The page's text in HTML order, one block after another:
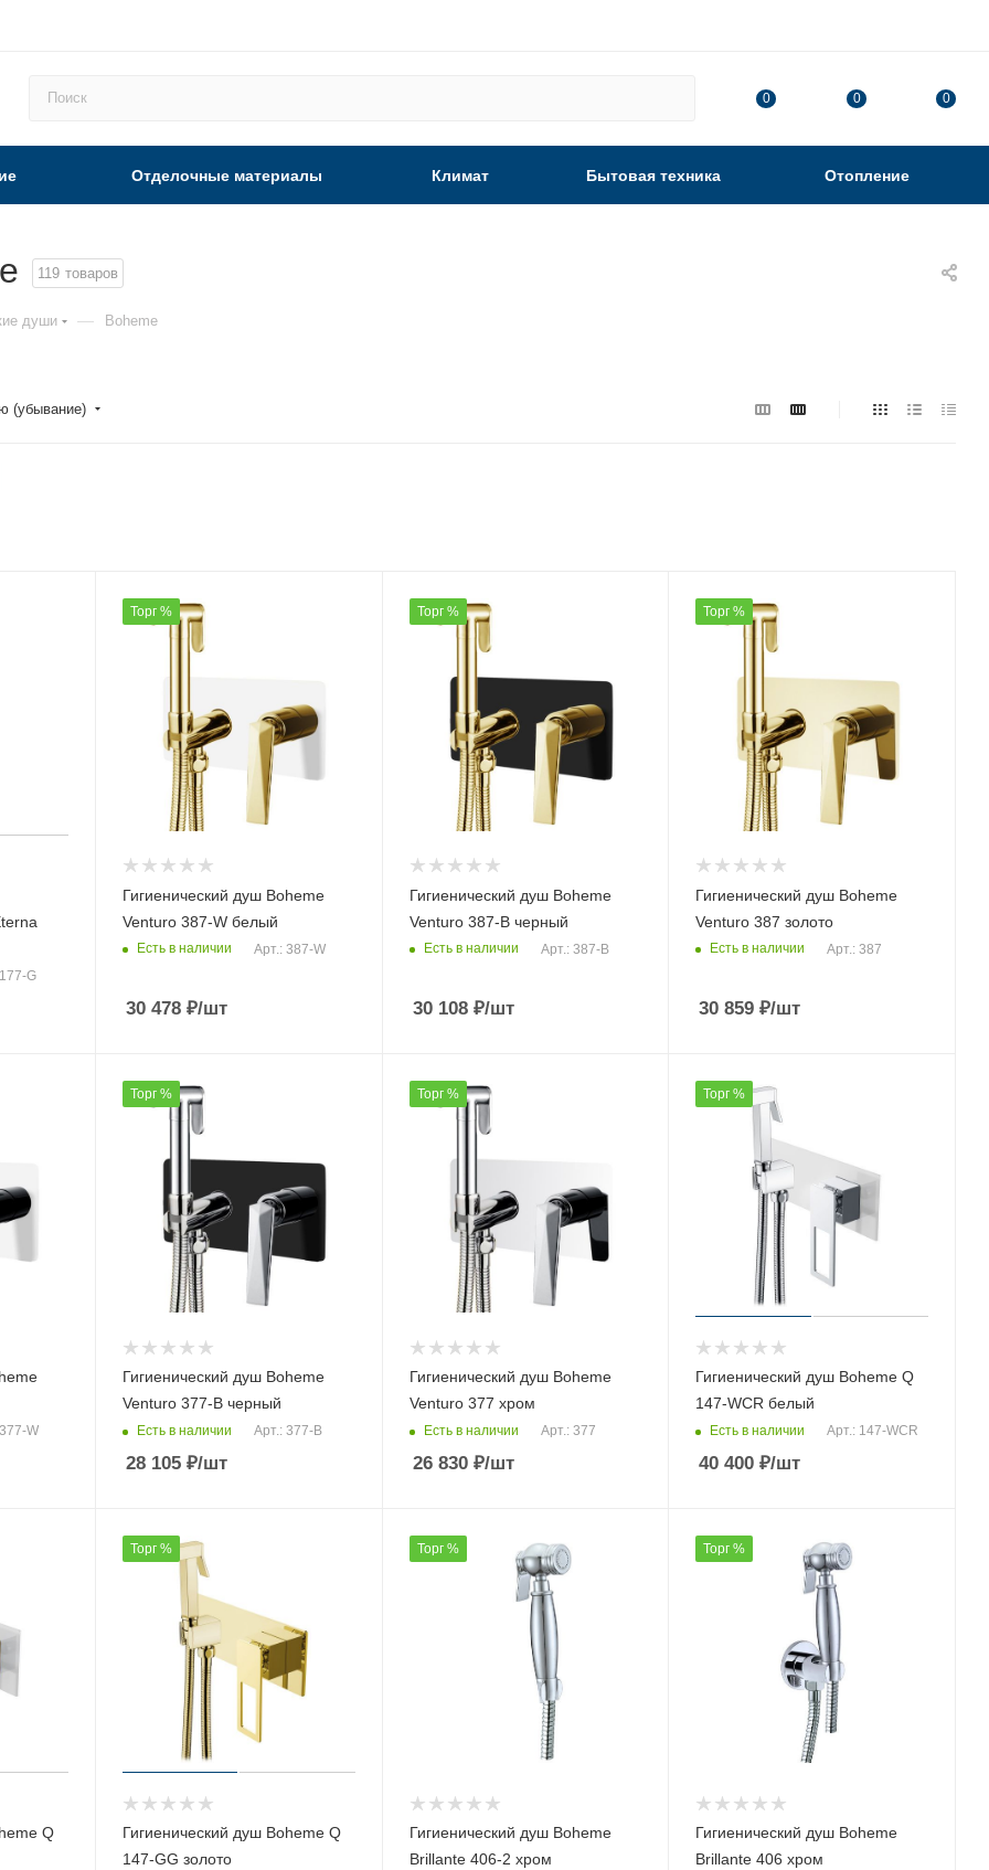
0 0 0
Отделочные материалы Климат Бытовая техника Отопление
119 товаров
души — Boheme
(убывание)
G
Торг %
Гигиенический душ Boheme
Venturo 387-W белый
Есть в наличии Арт.: 387-W
30 478₽/шт
Торг %
Гигиенический душ Boheme
Venturo 387-B черный
Есть в наличии Арт.: 387-B
30 108₽/шт
Торг %
Гигиенический душ Boheme
Venturo 387 золото
Есть в наличии Арт.: 387
30 859 ₽/шт
W
Торг %
Гигиенический душ Boheme
Venturo 377-B черный
Есть в наличии Арт.: 377-B
28 105₽/шт
Торг %
Гигиенический душ Boheme
Venturo 377 хром
Есть в наличии Арт.: 377
26 830₽/шт
Торг %
Гигиенический душ Boheme Q
147-WCR белый
Есть в наличии Арт.: 147-WCR
40 400 ₽/шт
Q
Торг %
Гигиенический душ Boheme Q
147-GG золото
Торг %
Гигиенический душ Boheme
Brillante 406-2 хром
Торг %
Гигиенический душ Boheme
Brillante 406 хром